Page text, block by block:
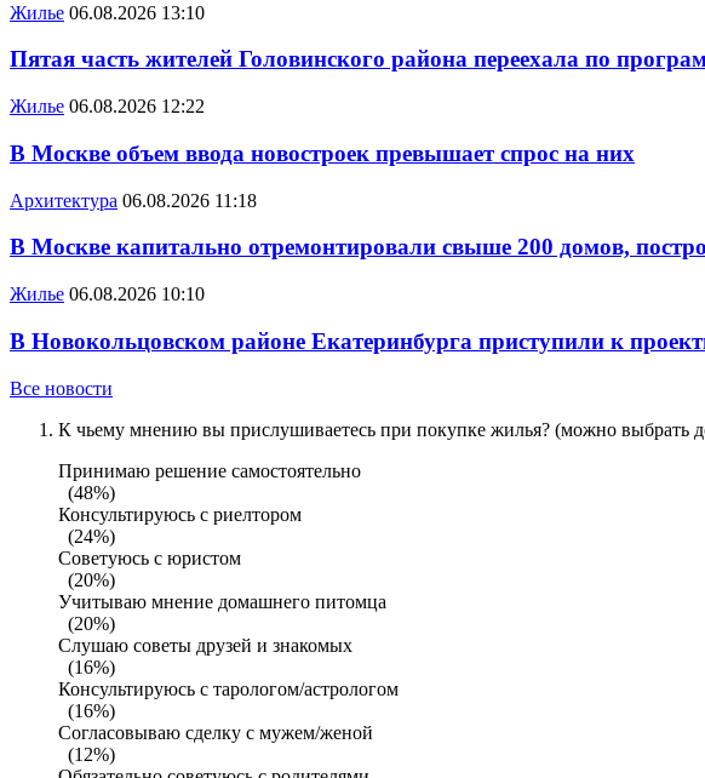
Жилье 06.08.2026 13:10
Пятая часть жителей Головинского района переехала по
Жилье 06.08.2026 12:22
В Москве объем ввода новостроек превышает спрос на них
Архитектура 06.08.2026 11:18
В Москве капитально отремонтировали свыше 200 домов,
Жилье 06.08.2026 10:10
В Новокольцовском районе Екатеринбурга приступили к
Все новости
К чьему мнению вы прислушиваетесь при покупке жилья? (можно выбрать
Принимаю решение самостоятельно
(48%)
Консультируюсь с риелтором
(24%)
Советуюсь с юристом
(20%)
Учитываю мнение домашнего питомца
(20%)
Слушаю советы друзей и знакомых
(16%)
Консультируюсь с тарологом/астрологом
(16%)
Согласовываю сделку с мужем/женой
(12%)